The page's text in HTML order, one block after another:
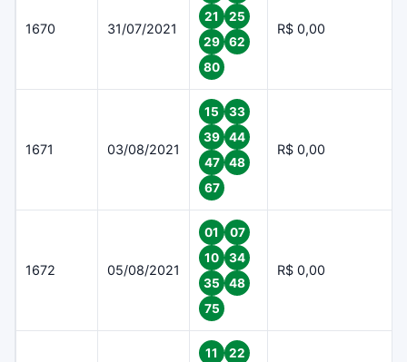
1670 31/07/2021
21
25
29
62
80
R$ 0,00
1671 03/08/2021
15
33
39
44
47
48
67
R$ 0,00
1672 05/08/2021
01
07
10
34
35
48
75
R$ 0,00
11
22